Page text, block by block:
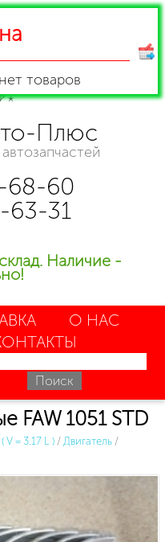
Плюс
68-60
63-31
Наличие -
О НАС
FAW 1051 STD
V = 3.17 L ) / Двигатель /
нет товаров